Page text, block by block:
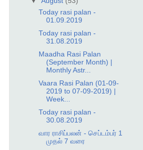
Today rasi palan -
01.09.2019
Today rasi palan -
31.08.2019
Maadha Rasi Palan
(September Month) |
Monthly Astr...
Vaara Rasi Palan (01-09-
2019 to 07-09-2019) |
Week...
Today rasi palan -
30.08.2019
வார ராசிப்பலன் - செப்டம்பர் 1
முதல் 7 வரை